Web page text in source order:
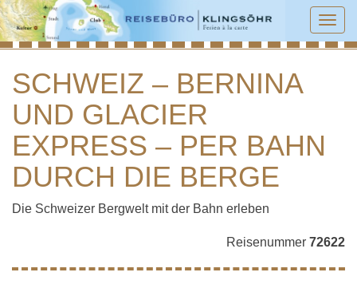
SCHWEIZ – BERNINA UND GLACIER
EXPRESS – PER BAHN DURCH DIE
BERGE
SCHWEIZ – BERNINA
UND GLACIER
EXPRESS – PER BAHN
DURCH DIE BERGE
Die Schweizer Bergwelt mit der Bahn erleben
Reisenummer 72622